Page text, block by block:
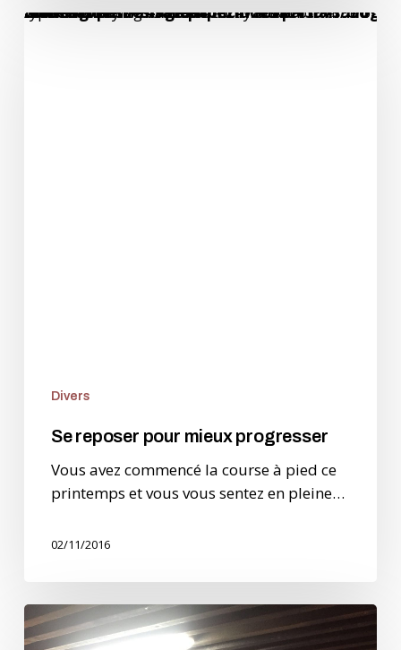
Se
Warning
: Trying to access array offset on value of type bool in
/home/clients/7498fa68be247abf951397799d7dbd45/sites/new.catherunning.ch/wp-content/themes/salient/includes/partials/blog/styles/masonry-material/post-image.phpon line58
Divers
Se reposer pour mieux progresser
Vous avez commencé la course à pied ce
printemps et vous vous sentez en pleine…
02/11/2016
Requérants
Running,